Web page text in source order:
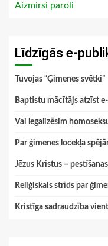
Aizmirsi paroli
Līdzīgās e-
Tuvojas “Ģimenes svētki”
Baptistu mācītājs atzīst
Vai legalizēsim
Par ģimenes locekļa
Jēzus Kristus –
Reliģiskais strīds par
Kristīga sadraudzība